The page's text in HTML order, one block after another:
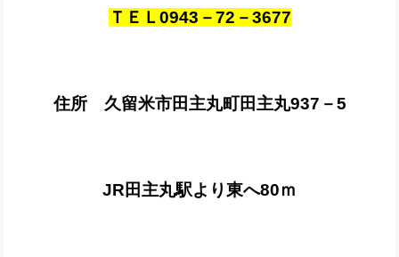
ＴＥＬ0943－72－3677
住所 久留米市田主丸町田主丸937－5
JR田主丸駅より東へ80ｍ